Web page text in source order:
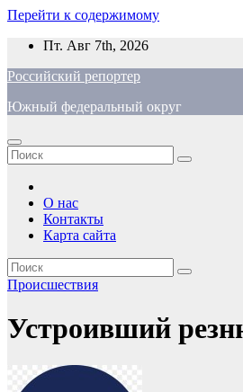
Перейти к содержимому
Пт. Авг 7th, 2026
Российский репортер
Южный федеральный округ
О нас
Контакты
Карта сайта
Происшествия
Устроивший